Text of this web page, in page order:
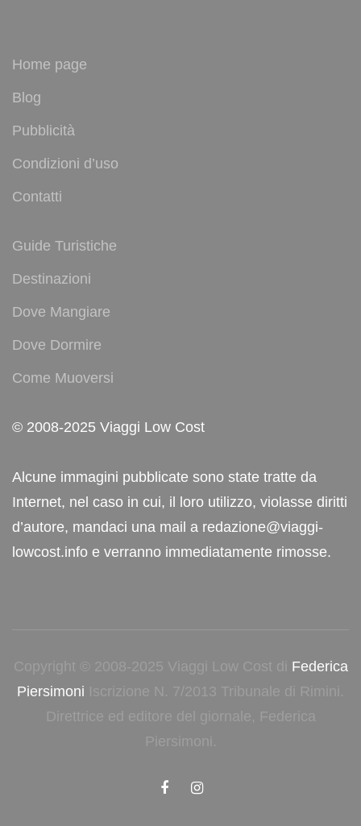
Home page
Blog
Pubblicità
Condizioni d’uso
Contatti
Guide Turistiche
Destinazioni
Dove Mangiare
Dove Dormire
Come Muoversi
© 2008-2025 Viaggi Low Cost
Alcune immagini pubblicate sono state tratte da
Internet, nel caso in cui, il loro utilizzo, violasse diritti
d’autore, mandaci una mail a redazione@viaggi-
lowcost.info e verranno immediatamente rimosse.
Copyright © 2008-2025 Viaggi Low Cost di Federica
Piersimoni Iscrizione N. 7/2013 Tribunale di Rimini.
Direttrice ed editore del giornale, Federica
Piersimoni.